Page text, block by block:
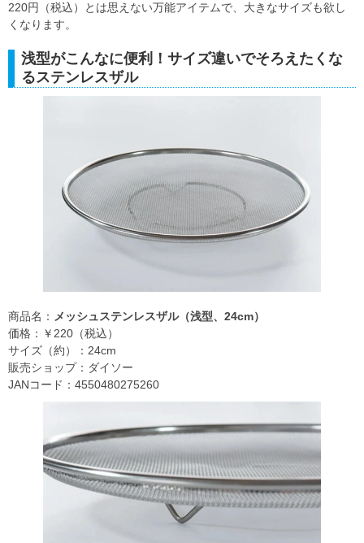
220円（税込）とは思えない万能アイテムで、大きなサイズも欲し
くなります。
浅型がこんなに便利！サイズ違いでそろえたくな
るステンレスザル
商品名： メッシュステンレスザル（浅型、24cm）
価格：￥220（税込）
サイズ（約）：24cm
販売ショップ：ダイソー
JANコード：4550480275260